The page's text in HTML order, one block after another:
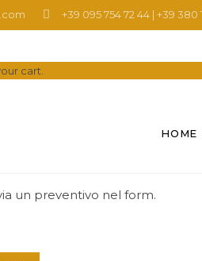
+39 095 754 72 44​ | +39 380
cart.
HOME
un preventivo nel form.